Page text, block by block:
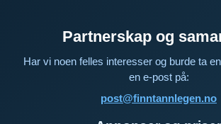
Partnerskap og
Har vi noen felles interesser og burde ta
en e-post på:
post@finntannlegen.no